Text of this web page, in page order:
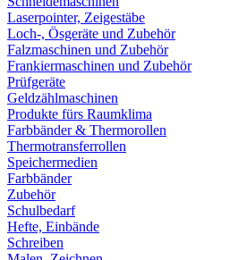
Laserpointer, Zeigestäbe
Loch-, Ösgeräte und Zubehör
Falzmaschinen und Zubehör
Frankiermaschinen und Zubehör
Prüfgeräte
Geldzählmaschinen
Produkte fürs Raumklima
Farbbänder & Thermorollen
Thermotransferrollen
Speichermedien
Farbbänder
Zubehör
Schulbedarf
Hefte, Einbände
Schreiben